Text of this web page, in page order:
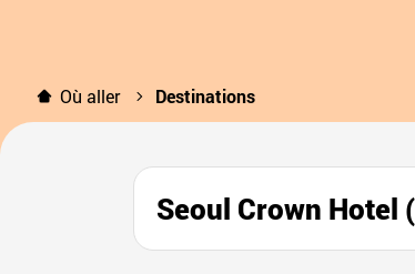
Où aller Destinations
Seoul Crown Hotel